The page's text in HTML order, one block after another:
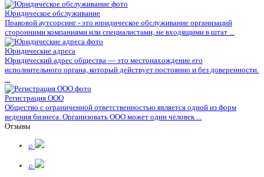
Юридическое обслуживание
Правовой аутсорсинг - это юридическое обслуживание организаций
сторонними компаниями или специалистами, не входящими в штат ...
Юридические адреса
Юридический адрес общества — это местонахождение его
исполнительного органа, который действует постоянно и без доверенности.
...
Регистрация ООО
Общество с ограниченной ответственностью является одной из форм
ведения бизнеса. Организовать ООО может один человек ...
Отзывы
⌕
⌕